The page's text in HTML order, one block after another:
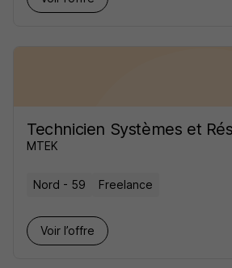
Technicien Systèmes et
MTEK
Nord - 59 Freelance
Voir l’offre